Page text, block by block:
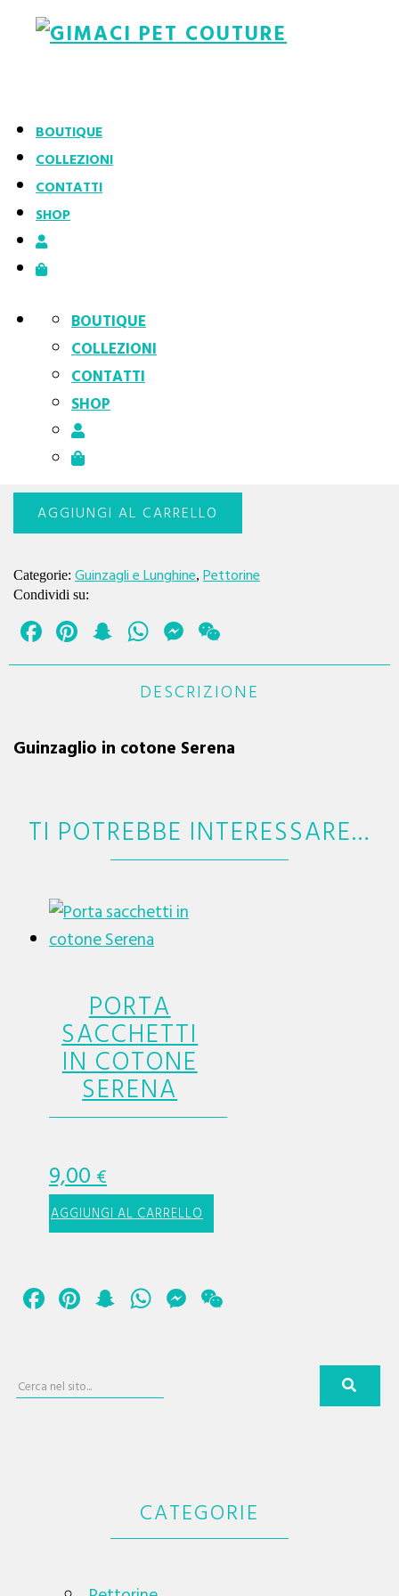
BOUTIQUE
COLLEZIONI
CONTATTI
SHOP
BOUTIQUE
COLLEZIONI
CONTATTI
SHOP
GUINZAGLIO IN COTONE
19,00
cotone
AGGIUNGI AL CARRELLO
Categorie: Guinzagli e Lunghine, Pettorine
Condividi su:
Facebook
Pinterest
Snapchat
WhatsApp
Messenger
DESCRIZIONE
Guinzaglio in cotone Serena
TI POTREBBE INTERESSARE…
PORTA
SACCHETTI
IN COTONE
SERENA
9,00€
AGGIUNGI AL CARRELLO
Facebook
Pinterest
Snapchat
WhatsApp
Messenger
CATEGORIE